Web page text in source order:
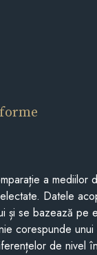
a mediilor
Datele
și se bazează pe
corespunde
de nivel